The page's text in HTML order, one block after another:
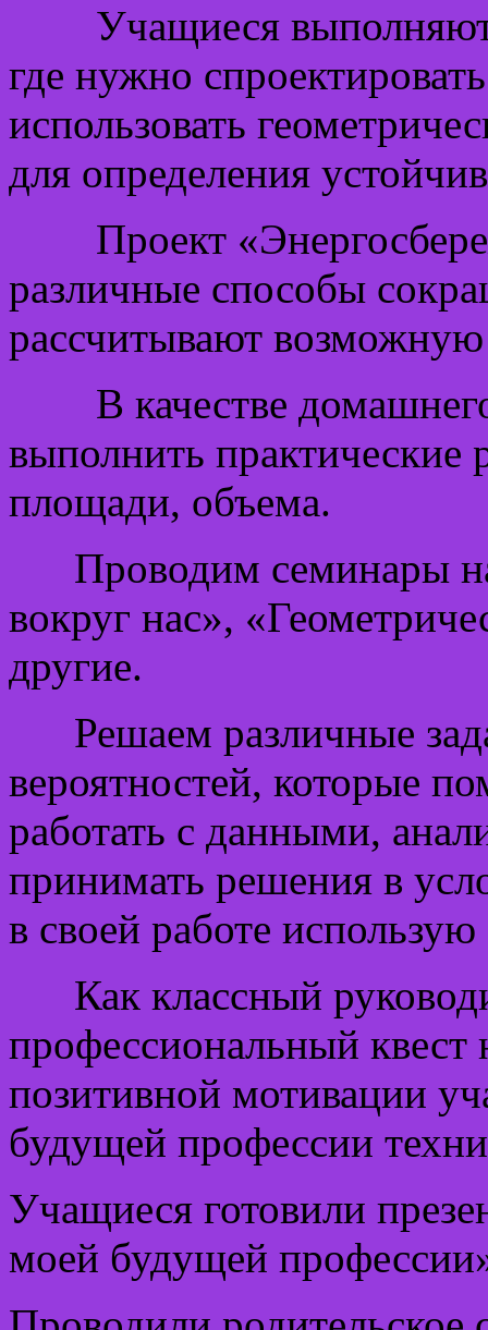
Учащиеся выполняют
где нужно
использовать
для определения
Проект
различные способы
рассчитывают
В качестве домашнего
выполнить
площади, объема.
Проводим семинары
вокруг нас»,
другие.
Решаем различные
вероятностей, которые
работать с данными,
принимать решения в
в своей работе
Как классный
профессиональный квест
позитивной мотивации
будущей профессии
Учащиеся готовили
моей будущей